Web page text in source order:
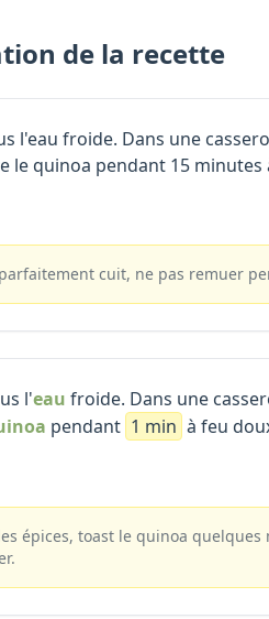
de la recette
l'eau froide. Dans une
le quinoa pendant 15
cuit, ne pas remuer
l'eau froide. Dans une
pendant 1 min à feu
épices, toast le quinoa